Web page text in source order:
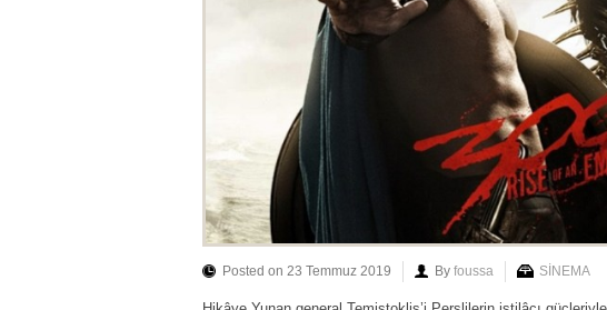
Posted on 23 Temmuz 2019 By foussa SİNEMA